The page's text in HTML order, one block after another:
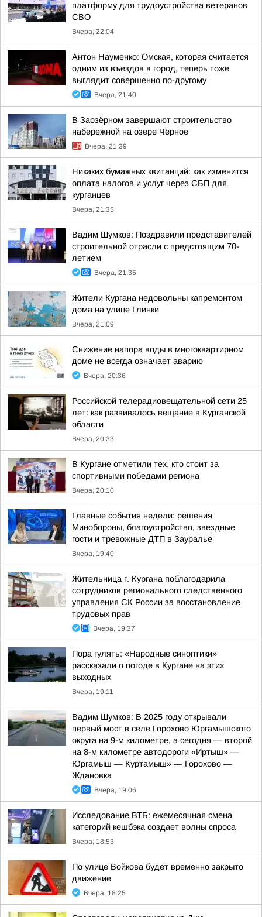
платформу для трудоустройства ветеранов
СВО
Вчера, 22:04
Антон Науменко: Омская, которая считается
одним из въездов в город, теперь тоже
выглядит совершенно по-другому
Вчера, 21:40
В Заозёрном завершают строительство
набережной на озере Чёрное
Вчера, 21:39
Никаких бумажных квитанций: как изменится
оплата налогов и услуг через СБП для
курганцев
Вчера, 21:35
Вадим Шумков: Поздравили представителей
строительной отрасли с предстоящим 70-
летием
Вчера, 21:35
Жители Кургана недовольны капремонтом
дома на улице Глинки
Вчера, 21:09
Снижение напора воды в многоквартирном
доме не всегда означает аварию
Вчера, 20:36
Российской телерадиовещательной сети 25
лет: как развивалось вещание в Курганской
области
Вчера, 20:33
В Кургане отметили тех, кто стоит за
спортивными победами региона
Вчера, 20:10
Главные события недели: решения
Минобороны, благоустройство, звездные
гости и тревожные ДТП в Зауралье
Вчера, 19:40
Жительница г. Кургана поблагодарила
сотрудников регионального следственного
управления СК России за восстановление
трудовых прав
Вчера, 19:37
Пора гулять: «Народные синоптики»
рассказали о погоде в Кургане на этих
выходных
Вчера, 19:11
Вадим Шумков: В 2025 году открывали
первый мост в селе Горохово Юргамышского
округа на 9-м километре, а сегодня — второй
на 8-м километре автодороги «Иртыш» —
Юргамыш — Куртамыш» — Горохово —
Ждановка
Вчера, 19:06
Исследование ВТБ: ежемесячная смена
категорий кешбэка создает волны спроса
Вчера, 18:53
По улице Войкова будет временно закрыто
движение
Вчера, 18:25